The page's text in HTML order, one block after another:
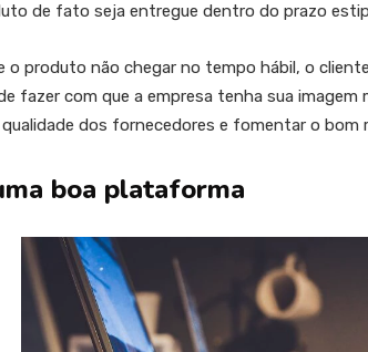
de fato seja entregue dentro do prazo
o produto não chegar no tempo hábil, o
fazer com que a empresa tenha sua
dos fornecedores e fomentar o bom
boa plataforma